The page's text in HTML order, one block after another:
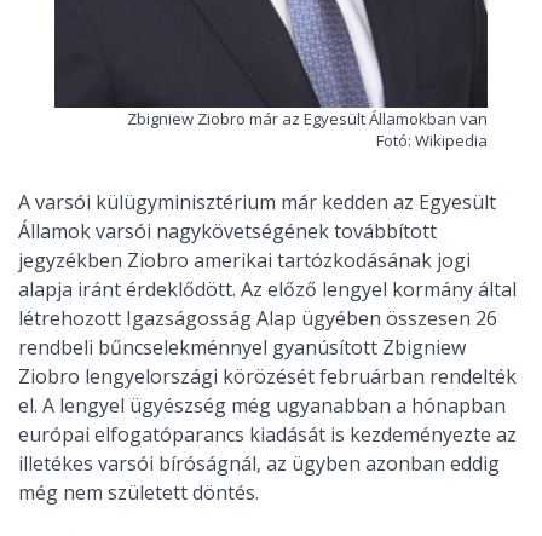
Zbigniew Ziobro már az Egyesült Államokban van
Fotó: Wikipedia
A varsói külügyminisztérium már kedden az Egyesült
Államok varsói nagykövetségének továbbított
jegyzékben Ziobro amerikai tartózkodásának jogi
alapja iránt érdeklődött. Az előző lengyel kormány által
létrehozott Igazságosság Alap ügyében összesen 26
rendbeli bűncselekménnyel gyanúsított Zbigniew
Ziobro lengyelországi körözését februárban rendelték
el. A lengyel ügyészség még ugyanabban a hónapban
európai elfogatóparancs kiadását is kezdeményezte az
illetékes varsói bíróságnál, az ügyben azonban eddig
még nem született döntés.